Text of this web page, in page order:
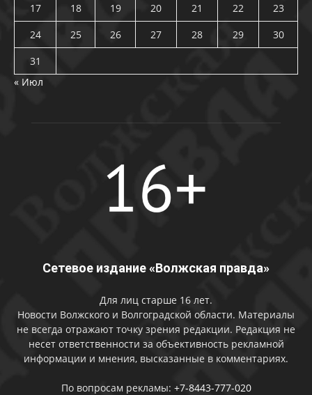
17
18 19 20 21 22
23
24
25 26 27 28 29
30
31
« Июл
Сетевое издание «Волжская правда»
Для лиц старше 16 лет.
Новости Волжского и Волгоградской области. Материалы
не всегда отражают точку зрения редакции. Редакция не
несет ответственности за объективность рекламной
информации и мнения, высказанные в комментариях.
По вопросам рекламы: +7-8443-777-020